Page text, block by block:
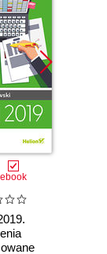
ebook